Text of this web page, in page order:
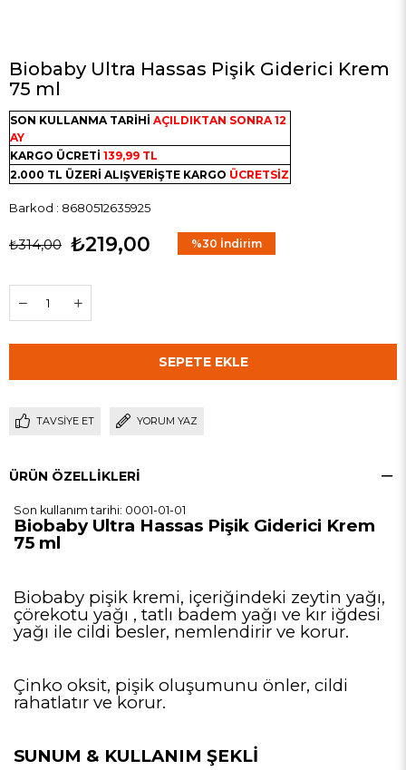
Biobaby Ultra Hassas Pişik Giderici Krem
75 ml
SON KULLANMA TARİHİAÇILDIKTAN SONRA 12
AY
KARGO ÜCRETİ139,99 TL
2.000 TL ÜZERİ ALIŞVERİŞTE KARGO ÜCRETSİZ
Barkod : 8680512635925
₺314,00 ₺219,00 %30 İndirim
TAVSIYE ET YORUM YAZ
ÜRÜN ÖZELLIKLERI
Son kullanım tarihi: 0001-01-01
Biobaby Ultra Hassas Pişik Giderici Krem
75 ml
Biobaby pişik kremi, içeriğindeki zeytin yağı,
çörekotu yağı , tatlı badem yağı ve kır iğdesi
yağı ile cildi besler, nemlendirir ve korur.
Çinko oksit, pişik oluşumunu önler, cildi
rahatlatır ve korur.
SUNUM & KULLANIM ŞEKLİ